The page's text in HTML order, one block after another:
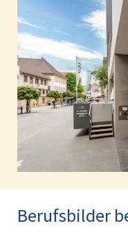
Berufsbilder